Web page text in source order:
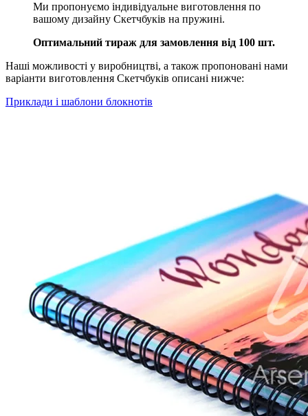
Ми пропонуємо індивідуальне виготовлення по
вашому дизайну Скетчбуків на пружині.
Оптимальний тираж для замовлення від 100 шт.
Наші можливості у виробництві, а також пропоновані нами
варіанти виготовлення Скетчбуків описані нижче:
Приклади і шаблони блокнотів